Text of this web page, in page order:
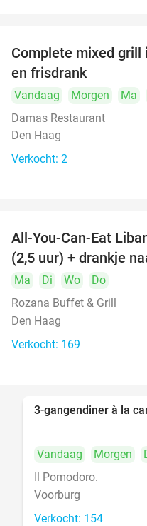
food
food
Complete mixed grill
en frisdrank
Vandaag Morgen Ma
Damas Restaurant
Den Haag
Verkocht: 2
All-You-Can-Eat
(2,5 uur) + drankje
Ma Di Wo
Do
Rozana Buffet & Grill
Den Haag
Verkocht: 169
3-gangendiner à la
Vandaag Morgen
Il Pomodoro.
Voorburg
Verkocht: 154